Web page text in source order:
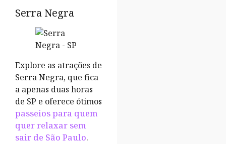
Serra Negra
Explore as atrações de
Serra Negra, que fica
a apenas duas horas
de SP e oferece ótimos
passeios para quem
quer relaxar sem
sair de São Paulo.